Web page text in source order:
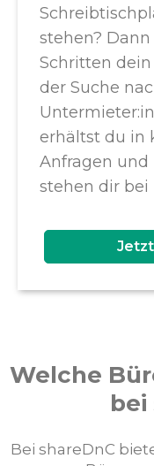
stehen?
Schritten
der Suche
erhältst du in
Anfragen und
stehen dir bei
Welche
bei
Bei shareDnC